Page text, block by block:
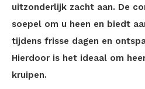
uitzonderlijk zacht aan. De
soepel om u heen en biedt
tijdens frisse dagen en
Hierdoor is het ideaal om
kruipen.